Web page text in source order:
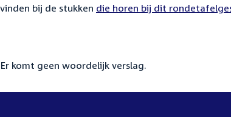
bij de stukken die horen bij dit
komt geen woordelijk verslag.